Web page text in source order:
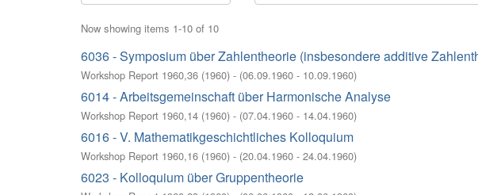
Now showing items 1-10 of 10
6036 - Symposium über Zahlentheorie (insbesondere additive
Workshop Report 1960,36 (1960) - (06.09.1960 - 10.09.1960)
6014 - Arbeitsgemeinschaft über Harmonische Analyse
Workshop Report 1960,14 (1960) - (07.04.1960 - 14.04.1960)
6016 - V. Mathematikgeschichtliches Kolloquium
Workshop Report 1960,16 (1960) - (20.04.1960 - 24.04.1960)
6023 - Kolloquium über Gruppentheorie